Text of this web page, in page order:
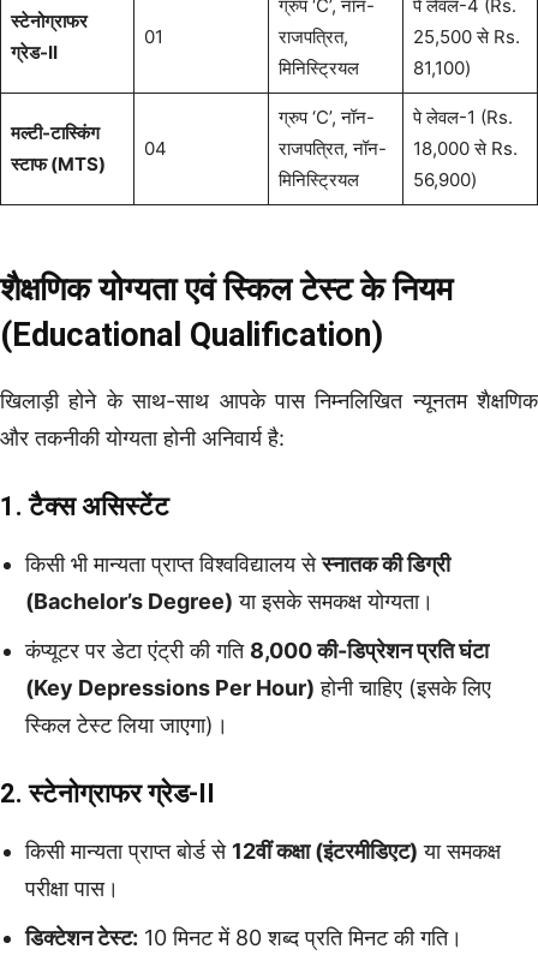
स्टेनोग्राफर
ग्रेड-II
01
ग्रुप ‘C’, नॉन-
राजपत्रित,
मिनिस्ट्रियल
पे लेवल-4 (Rs.
25,500 से Rs.
81,100)
मल्टी-टास्किंग
स्टाफ (MTS)
04
ग्रुप ‘C’, नॉन-
राजपत्रित, नॉन-
मिनिस्ट्रियल
पे लेवल-1 (Rs.
18,000 से Rs.
56,900)
शैक्षणिक योग्यता एवं स्किल टेस्ट के नियम
(Educational Qualification)
खिलाड़ी होने के साथ-साथ आपके पास निम्नलिखित न्यूनतम शैक्षणिक
और तकनीकी योग्यता होनी अनिवार्य है:
1. टैक्स असिस्टेंट
किसी भी मान्यता प्राप्त विश्वविद्यालय सेस्नातक की डिग्री
(Bachelor’s Degree) या इसके समकक्ष योग्यता।
कंप्यूटर पर डेटा एंट्री की गति 8,000 की-डिप्रेशन प्रति घंटा
(Key Depressions Per Hour) होनी चाहिए (इसके लिए
स्किल टेस्ट लिया जाएगा)।
2. स्टेनोग्राफर ग्रेड-II
किसी मान्यता प्राप्त बोर्ड से 12वीं कक्षा (इंटरमीडिएट) या समकक्ष
परीक्षा पास।
डिक्टेशन टेस्ट: 10 मिनट में 80 शब्द प्रति मिनट की गति।